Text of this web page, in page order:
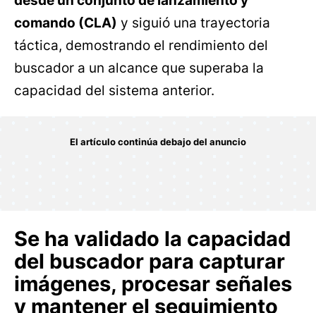
comando (CLA) y siguió una trayectoria
táctica, demostrando el rendimiento del
buscador a un alcance que superaba la
capacidad del sistema anterior.
Se ha validado la capacidad
del buscador para capturar
imágenes, procesar señales
y mantener el seguimiento